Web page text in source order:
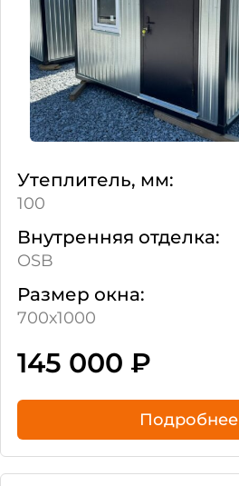
Утеплитель, мм:
100
Внутренняя отделка:
OSB
Размер окна:
700х1000
145 000 ₽
Подробнее